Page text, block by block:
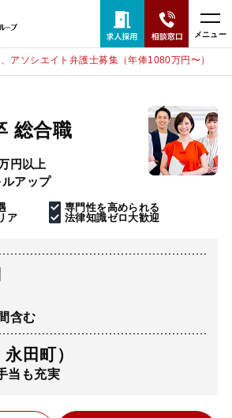
メニュー
アソシエイト弁護士募集（年俸1080万円〜）
総合職
円以上
アップ
専門性を高められる
ア
法律知識ゼロ大歓迎
含む
田町）
当も充実
時間365日全国対応
口はこちら
・メールで相談予約受付中